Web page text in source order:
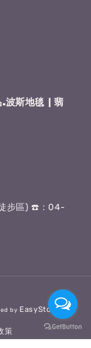
.波斯地毯 | 翡
步區) ☎️：04-
by EasyStore
策